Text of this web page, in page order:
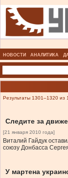
НОВОСТИ АНАЛИТИКА
Результаты 1301–1320 из
Следите за
[21 января 2010 года]
Виталий Гайдук
союзу Донбасса
У мартена